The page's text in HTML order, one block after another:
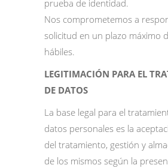
prueba de identidad.
Nos comprometemos a
solicitud en un plazo máximo
hábiles.
LEGITIMACIÓN PARA EL
DE DATOS
La base legal para el
datos personales es la
del tratamiento, gestión y
de los mismos según la